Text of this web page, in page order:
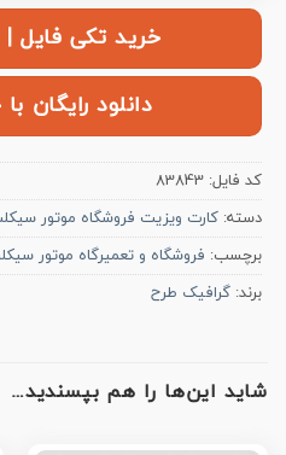
خرید تکی فایل | ۱۰۰,۰۰۰ تومان
دانلود رایگان
کد فایل: 83843
دسته: کارت ویزیت فروشگاه موتور
برچسب: فروشگاه و تعمیرگاه موتور
برند: گرافیک طرح
شاید این‌ها را هم بپسندید…